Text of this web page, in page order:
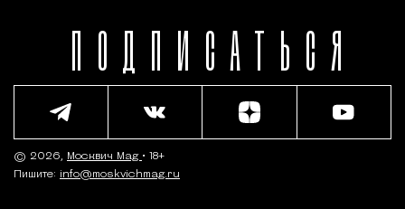
ПОДПИСАТЬСЯ
© 2026, Москвич Mag • 18+
Пишите: info@moskvichmag.ru